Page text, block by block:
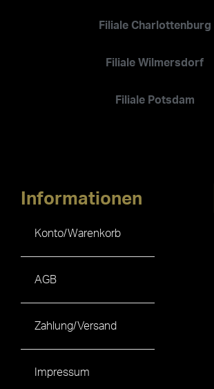
Filiale Charlottenburg
Filiale Wilmersdorf
Filiale Potsdam
Informationen
Konto/Warenkorb
AGB
Zahlung/Versand
Impressum